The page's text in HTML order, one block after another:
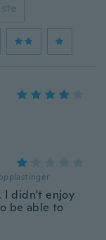
opplastinger
I didn't enjoy
be able to